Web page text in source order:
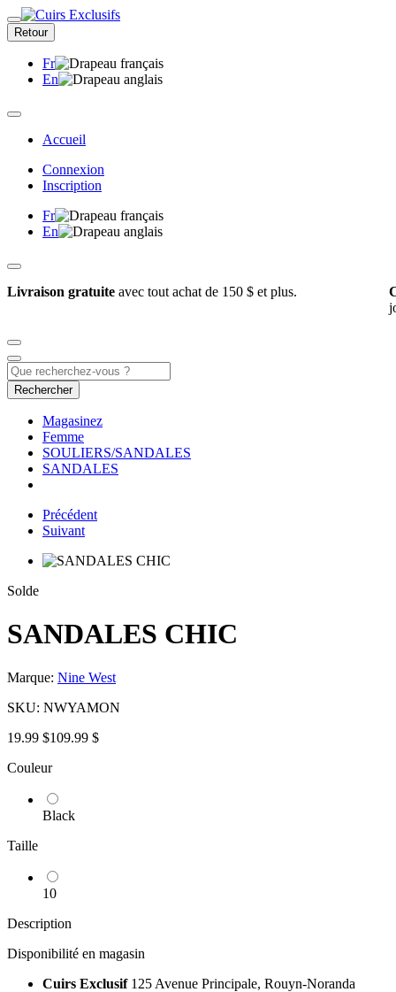
Retour
Fr
En
Accueil
Connexion
Inscription
Fr
En
Livraison gratuite avec tout achat de 150 $ et plus.
Rechercher
Magasinez
Femme
SOULIERS/SANDALES
SANDALES
Précédent
Suivant
Solde
SANDALES CHIC
Marque: Nine West
SKU: NWYAMON
19.99 $109.99 $
Couleur
Black
Taille
10
Description
Disponibilité en magasin
Cuirs Exclusif 125 Avenue Principale, Rouyn-Noranda